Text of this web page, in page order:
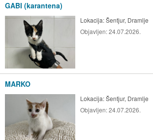
GABI (karantena)
Lokacija:Šentjur, Dramlje
Objavljen:24.07.2026.
MARKO
Lokacija:Šentjur, Dramlje
Objavljen:24.07.2026.